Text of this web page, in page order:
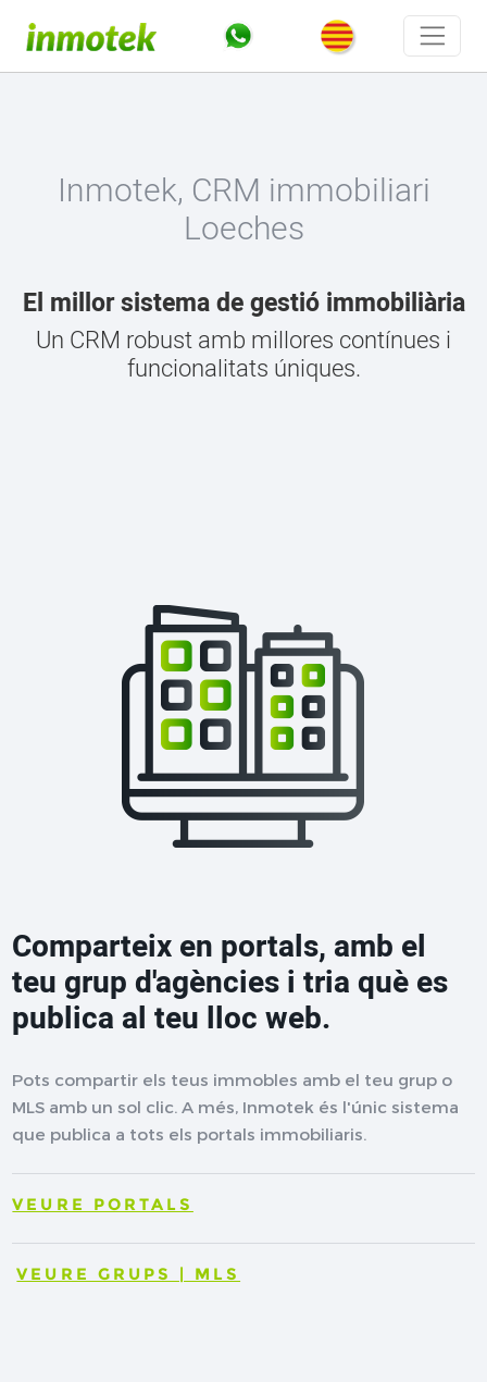
Inmotek, CRM immobiliari
Loeches
El millor sistema de gestió immobiliària
Un CRM robust amb millores contínues i
funcionalitats úniques.
Comparteix en portals, amb el
teu grup d'agències i tria què es
publica al teu lloc web.
Pots compartir els teus immobles amb el teu grup o
MLS amb un sol clic. A més, Inmotek és l'únic sistema
que publica a tots els portals immobiliaris.
VEURE PORTALS
VEURE GRUPS | MLS